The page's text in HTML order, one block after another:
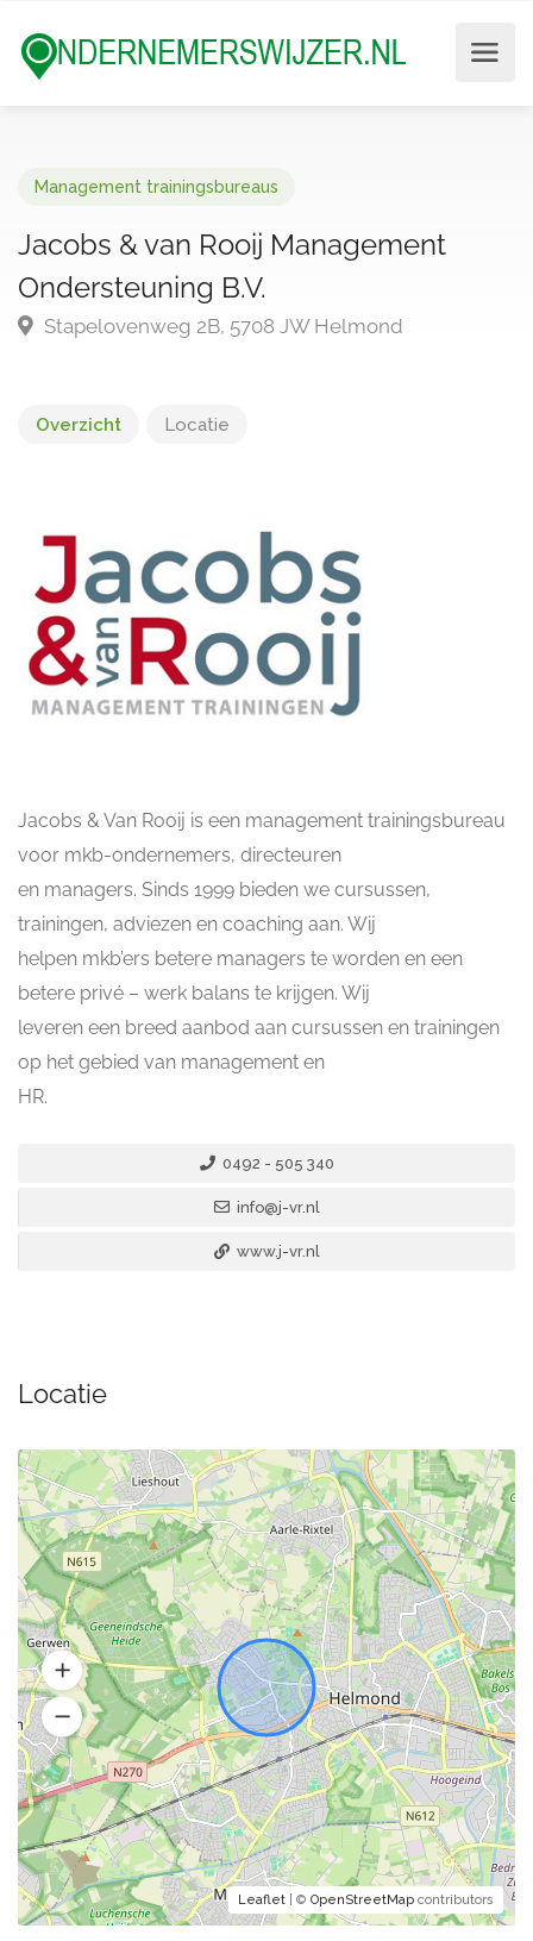
Management trainingsbureaus
Jacobs & van Rooij Management
Ondersteuning B.V.
Stapelovenweg 2B, 5708 JW Helmond
Overzicht Locatie
Jacobs & Van Rooij is een management trainingsbureau
voor mkb-ondernemers, directeuren
en managers. Sinds 1999 bieden we cursussen,
trainingen, adviezen en coaching aan. Wij
helpen mkb’ers betere managers te worden en een
betere privé – werk balans te krijgen. Wij
leveren een breed aanbod aan cursussen en trainingen
op het gebied van management en
HR.
0492 - 505 340
info@j-vr.nl
www.j-vr.nl
Locatie
Leaflet | © OpenStreetMap contributors